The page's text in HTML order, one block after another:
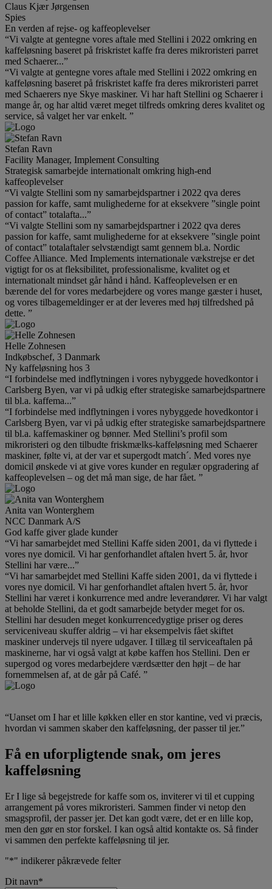
Claus Kjær Jørgensen
Spies
En verden af rejse- og kaffeoplevelser
“Vi valgte at gentegne vores aftale med Stellini i 2022 omkring en
kaffeløsning baseret på friskristet kaffe fra deres mikroristeri parret
med Schaerer...”
“Vi valgte at gentegne vores aftale med Stellini i 2022 omkring en
kaffeløsning baseret på friskristet kaffe fra deres mikroristeri parret
med Schaerers nye Skye maskiner. Vi har haft Stellini og Schaerer i
mange år, og har altid været meget tilfreds omkring deres kvalitet og
service, så valget her var enkelt. ”
Stefan Ravn
Facility Manager, Implement Consulting
Strategisk samarbejde internationalt omkring high-end
kaffeoplevelser
“Vi valgte Stellini som ny samarbejdspartner i 2022 qva deres
passion for kaffe, samt mulighederne for at eksekvere ”single point
of contact” totalafta...”
“Vi valgte Stellini som ny samarbejdspartner i 2022 qva deres
passion for kaffe, samt mulighederne for at eksekvere ”single point
of contact” totalaftaler selvstændigt samt gennem bl.a. Nordic
Coffee Alliance. Med Implements internationale vækstrejse er det
vigtigt for os at fleksibilitet, professionalisme, kvalitet og et
internationalt mindset går hånd i hånd. Kaffeoplevelsen er en
bærende del for vores medarbejdere og vores mange gæster i huset,
og vores tilbagemeldinger er at der leveres med høj tilfredshed på
dette. ”
Helle Zohnesen
Indkøbschef, 3 Danmark
Ny kaffeløsning hos 3
“I forbindelse med indflytningen i vores nybyggede hovedkontor i
Carlsberg Byen, var vi på udkig efter strategiske samarbejdspartnere
til bl.a. kaffema...”
“I forbindelse med indflytningen i vores nybyggede hovedkontor i
Carlsberg Byen, var vi på udkig efter strategiske samarbejdspartnere
til bl.a. kaffemaskiner og bønner. Med Stellini’s profil som
mikroristeri og den tilbudte friskmælks-kaffeløsning med Schaerer
maskiner, følte vi, at der var et supergodt match´. Med vores nye
domicil ønskede vi at give vores kunder en regulær opgradering af
kaffeoplevelsen – og det må man sige, de har fået. ”
Anita van Wonterghem
NCC Danmark A/S
God kaffe giver glade kunder
“Vi har samarbejdet med Stellini Kaffe siden 2001, da vi flyttede i
vores nye domicil. Vi har genforhandlet aftalen hvert 5. år, hvor
Stellini har være...”
“Vi har samarbejdet med Stellini Kaffe siden 2001, da vi flyttede i
vores nye domicil. Vi har genforhandlet aftalen hvert 5. år, hvor
Stellini har været i konkurrence med andre leverandører. Vi har valgt
at beholde Stellini, da et godt samarbejde betyder meget for os.
Stellini har desuden meget konkurrencedygtige priser og deres
serviceniveau skuffer aldrig – vi har eksempelvis fået skiftet
maskiner undervejs til nyere udgaver. I tillæg til serviceaftalen på
maskinerne, har vi også valgt at købe kaffen hos Stellini. Den er
supergod og vores medarbejdere værdsætter den højt – de har
fornemmelsen af, at de går på Café. ”
“Uanset om I har et lille køkken eller en stor kantine, ved vi præcis,
hvordan vi sammen skaber den kaffeløsning, der passer til jer.”
Få en uforpligtende snak, om jeres
kaffeløsning
Er I lige så begejstrede for kaffe som os, inviterer vi til et cupping
arrangement på vores mikroristeri. Sammen finder vi netop den
smagsprofil, der passer jer. Det kan godt være, det er en lille kop,
men den gør en stor forskel. I kan også altid kontakte os. Så finder
vi sammen den perfekte kaffeløsning til jer.
"*" indikerer påkrævede felter
Dit navn*